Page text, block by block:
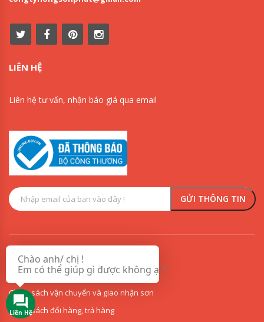
LIÊN HỆ
Liên hệ tư vấn, nhận báo giá qua email
VỀ CHÚNG TÔI
Chính sách vận chuyển và giao nhận sơn
Chính sách đổi hàng, trả hàng
0918342277
Liên Hệ
Chào anh/ chị !
Em có thể giúp gì được không ạ ?